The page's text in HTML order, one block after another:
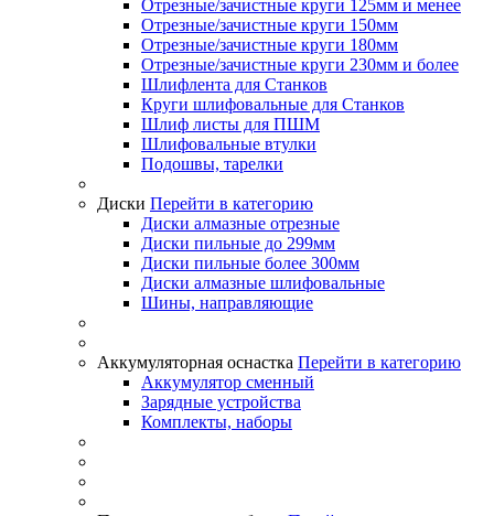
Отрезные/зачистные круги 125мм и менее
Отрезные/зачистные круги 150мм
Отрезные/зачистные круги 180мм
Отрезные/зачистные круги 230мм и более
Шлифлента для Станков
Круги шлифовальные для Станков
Шлиф листы для ПШМ
Шлифовальные втулки
Подошвы, тарелки
Диски Перейти в категорию
Диски алмазные отрезные
Диски пильные до 299мм
Диски пильные более 300мм
Диски алмазные шлифовальные
Шины, направляющие
Аккумуляторная оснастка Перейти в категорию
Аккумулятор сменный
Зарядные устройства
Комплекты, наборы